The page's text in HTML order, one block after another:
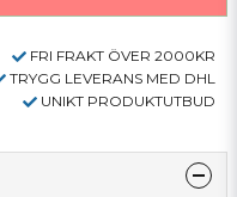
FRI FRAKT ÖVER 2000KR
TRYGG LEVERANS MED DHL
UNIKT PRODUKTUTBUD